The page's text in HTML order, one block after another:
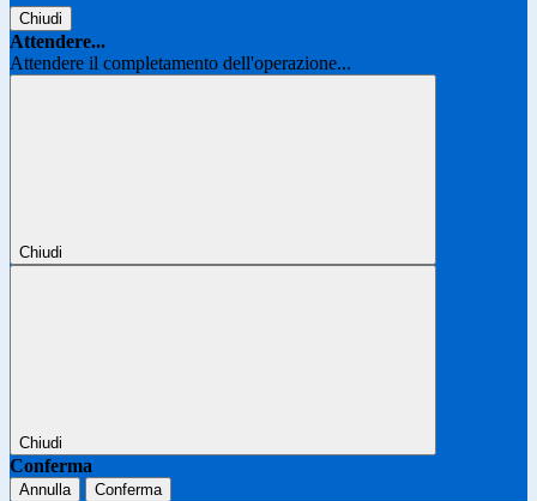
Chiudi
Attendere...
Attendere il completamento dell'operazione...
Chiudi
Chiudi
Conferma
Annulla Conferma